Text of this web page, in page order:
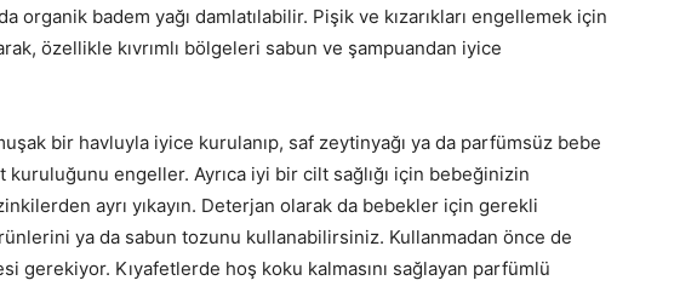
organik badem yağı damlatılabilir. Pişik ve kızarıkları engellemek için
özellikle kıvrımlı bölgeleri sabun ve şampuandan iyice
bir havluyla iyice kurulanıp, saf zeytinyağı ya da parfümsüz bebe
kuruluğunu engeller. Ayrıca iyi bir cilt sağlığı için bebeğinizin
ayrı yıkayın. Deterjan olarak da bebekler için gerekli
ya da sabun tozunu kullanabilirsiniz. Kullanmadan önce de
gerekiyor. Kıyafetlerde hoş koku kalmasını sağlayan parfümlü